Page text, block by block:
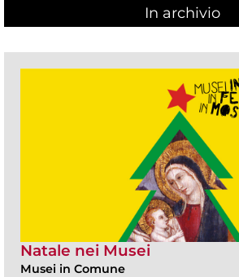
In archivio
Natale nei Musei
Musei in Comune